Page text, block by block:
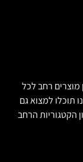
רחב לכל
תוכלו למצוא גם
הקטגוריות הרחב